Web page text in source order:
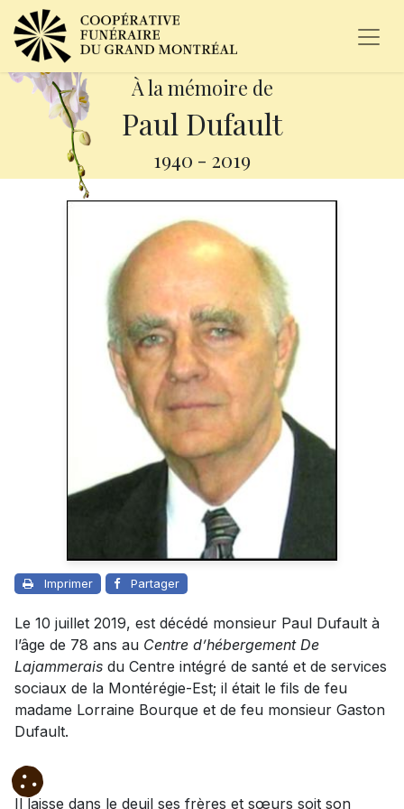
À la mémoire de
Paul Dufault
1940 - 2019
Imprimer Partager
Le 10 juillet 2019, est décédé monsieur Paul Dufault à
l’âge de 78 ans au Centre d’hébergement De
Lajammerais du Centre intégré de santé et de services
sociaux de la Montérégie-Est; il était le fils de feu
madame Lorraine Bourque et de feu monsieur Gaston
Dufault.
Il laisse dans le deuil ses frères et sœurs soit son